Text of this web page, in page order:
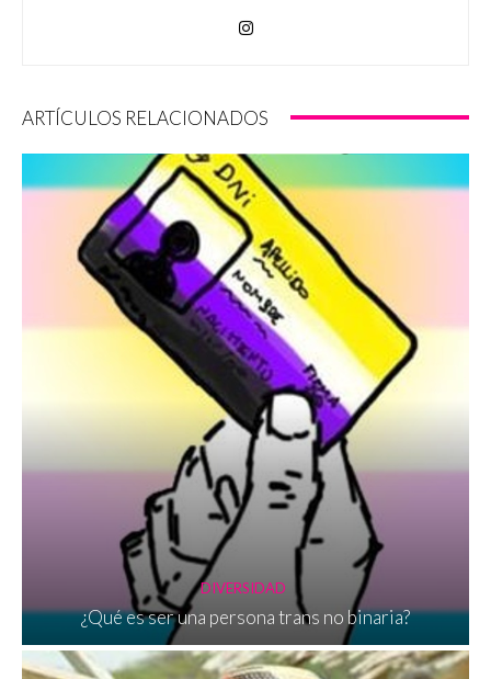
ARTÍCULOS RELACIONADOS
DIVERSIDAD
¿Qué es ser una persona trans no binaria?